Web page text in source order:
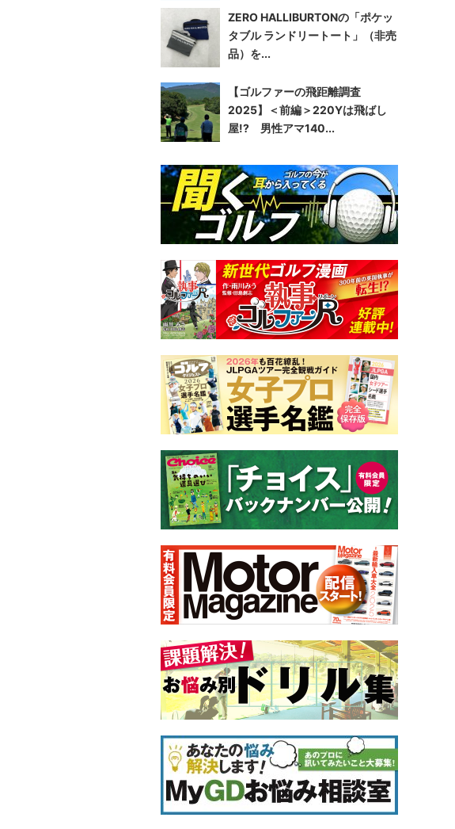
ZERO HALLIBURTONの「ポケッ
タブル ランドリートート」（非売
品）を...
【ゴルファーの飛距離調査
2025】＜前編＞220Yは飛ばし
屋!? 男性アマ140...